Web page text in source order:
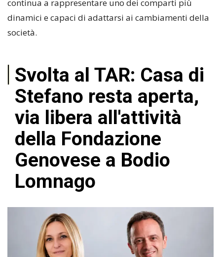
continua a rappresentare uno dei comparti più
dinamici e capaci di adattarsi ai cambiamenti della
società.
Svolta al TAR: Casa di
Stefano resta aperta,
via libera all'attività
della Fondazione
Genovese a Bodio
Lomnago